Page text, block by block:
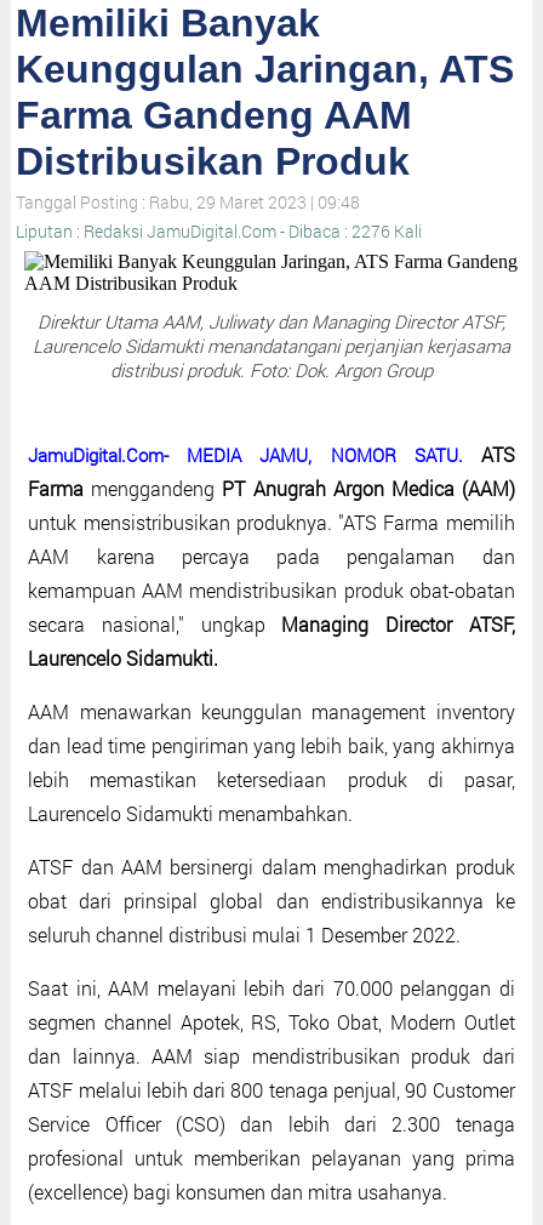
Memiliki Banyak
Keunggulan Jaringan, ATS
Farma Gandeng AAM
Distribusikan Produk
Tanggal Posting : Rabu, 29 Maret 2023 | 09:48
Liputan : Redaksi JamuDigital.Com - Dibaca : 2276 Kali
Direktur Utama AAM, Juliwaty dan Managing Director ATSF,
Laurencelo Sidamukti menandatangani perjanjian kerjasama
distribusi produk. Foto: Dok. Argon Group
JamuDigital.Com- MEDIA JAMU, NOMOR SATU.
ATS
Farma menggandeng PT Anugrah Argon Medica (AAM)
untuk mensistribusikan produknya. "ATS Farma memilih
AAM karena percaya pada pengalaman dan
kemampuan AAM mendistribusikan produk obat-obatan
secara nasional," ungkap Managing Director ATSF,
Laurencelo Sidamukti.
AAM menawarkan keunggulan management inventory
dan lead time pengiriman yang lebih baik, yang akhirnya
lebih memastikan ketersediaan produk di pasar,
Laurencelo Sidamukti menambahkan.
ATSF dan AAM bersinergi dalam menghadirkan produk
obat dari prinsipal global dan endistribusikannya ke
seluruh channel distribusi mulai 1 Desember 2022.
Saat ini, AAM melayani lebih dari 70.000 pelanggan di
segmen channel Apotek, RS, Toko Obat, Modern Outlet
dan lainnya. AAM siap mendistribusikan produk dari
ATSF melalui lebih dari 800 tenaga penjual, 90 Customer
Service Officer (CSO) dan lebih dari 2.300 tenaga
profesional untuk memberikan pelayanan yang prima
(excellence) bagi konsumen dan mitra usahanya.